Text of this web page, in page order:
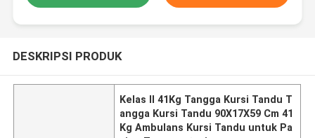
DESKRIPSI PRODUK
Kelas II 41Kg Tangga Kursi Tandu T
angga Kursi Tandu 90X17X59 Cm 41
Kg Ambulans Kursi Tandu untuk Pa